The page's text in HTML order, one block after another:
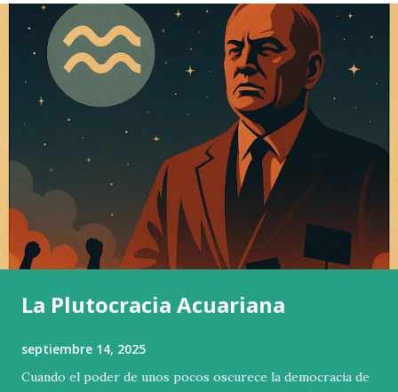
La Plutocracia Acuariana
septiembre 14, 2025
Cuando el poder de unos pocos oscurece la democracia de